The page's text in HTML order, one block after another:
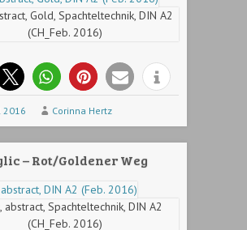
Gold, Spachteltechnik, DIN A2
(CH_Feb. 2016)
2016 Corinna Hertz
– Rot/Goldener Weg
abstract, Spachteltechnik, DIN A2
(CH_Feb. 2016)